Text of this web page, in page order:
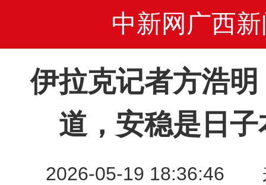
中新网广西新
伊拉克记者方浩
道，安稳是日
2026-05-19 18:36:46